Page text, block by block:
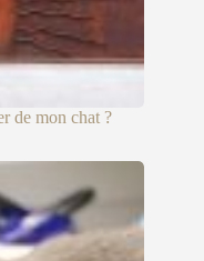
de mon chat ?